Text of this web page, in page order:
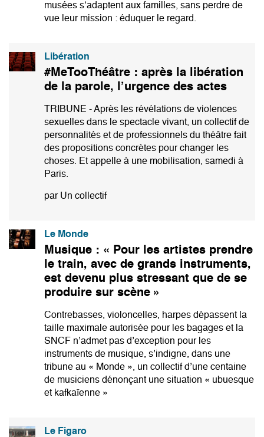
musées s’adaptent aux familles, sans perdre de
vue leur mission : éduquer le regard.
Libération
#MeTooThéâtre : après la libération
de la parole, l’urgence des actes
TRIBUNE - Après les révélations de violences
sexuelles dans le spectacle vivant, un collectif de
personnalités et de professionnels du théâtre fait
des propositions concrètes pour changer les
choses. Et appelle à une mobilisation, samedi à
Paris.
par Un collectif
Le Monde
Musique : « Pour les artistes prendre
le train, avec de grands instruments,
est devenu plus stressant que de se
produire sur scène »
Contrebasses, violoncelles, harpes dépassent la
taille maximale autorisée pour les bagages et la
SNCF n’admet pas d’exception pour les
instruments de musique, s’indigne, dans une
tribune au « Monde », un collectif d’une centaine
de musiciens dénonçant une situation « ubuesque
et kafkaïenne »
Le Figaro